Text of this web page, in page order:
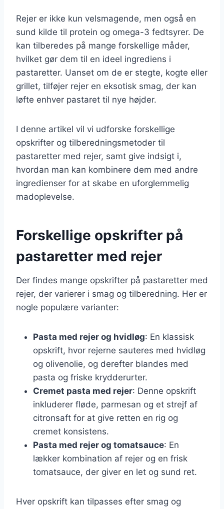
Rejer er ikke kun velsmagende, men også en
sund kilde til protein og omega-3 fedtsyrer. De
kan tilberedes på mange forskellige måder,
hvilket gør dem til en ideel ingrediens i
pastaretter. Uanset om de er stegte, kogte eller
grillet, tilføjer rejer en eksotisk smag, der kan
løfte enhver pastaret til nye højder.
I denne artikel vil vi udforske forskellige
opskrifter og tilberedningsmetoder til
pastaretter med rejer, samt give indsigt i,
hvordan man kan kombinere dem med andre
ingredienser for at skabe en uforglemmelig
madoplevelse.
Forskellige opskrifter på
pastaretter med rejer
Der findes mange opskrifter på pastaretter med
rejer, der varierer i smag og tilberedning. Her er
nogle populære varianter:
Pasta med rejer og hvidløg: En klassisk
opskrift, hvor rejerne sauteres med hvidløg
og olivenolie, og derefter blandes med
pasta og friske krydderurter.
Cremet pasta med rejer: Denne opskrift
inkluderer fløde, parmesan og et strejf af
citronsaft for at give retten en rig og
cremet konsistens.
Pasta med rejer og tomatsauce: En
lækker kombination af rejer og en frisk
tomatsauce, der giver en let og sund ret.
Hver opskrift kan tilpasses efter smag og